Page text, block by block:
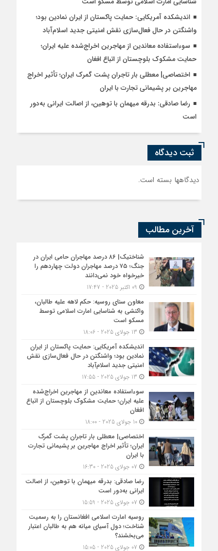
اندیشکده آمریکایی: حمایت پاکستان از ایران نمادین بود؛
واشنگتن در حال فعال‌سازی نقش امنیتی جدید اسلام‌آباد
سوءاستفاده معاندین از مهاجرین اخراج‌شده علیه ایران؛
حمایت مشکوک بلوچستان از اتباع افغان
اختصاصی| معطلی بار تاجران پشت گمرک ایران؛ تأثیر اخراج
مهاجرین بر پشیمانی تجارت با ایران
رضا صادقی: بدرقه میهمان با توهین، از اصالت ایرانی به‌دور
است
ثبت دیدگاه
دیدگاهها بسته است.
آخرین مطالب
شناختیک| ۸۶ درصد مهاجران حامی ایران در
جنگ؛ ۷۵ درصد مهاجران دولت چهاردهم را
خیرخواه خود نمی‌دانند
معاون سنای روسیه: حکم لاهه علیه طالبان،
واکنشی به شناسایی امارت اسلامی توسط
مسکو است
اندیشکده آمریکایی: حمایت پاکستان از ایران
نمادین بود؛ واشنگتن در حال فعال‌سازی نقش
امنیتی جدید اسلام‌آباد
سوءاستفاده معاندین از مهاجرین اخراج‌شده
علیه ایران؛ حمایت مشکوک بلوچستان از اتباع
افغان
10 جولای 2025 - 18:00
اختصاصی| معطلی بار تاجران پشت گمرک
ایران؛ تأثیر اخراج مهاجرین بر پشیمانی تجارت
با ایران
رضا صادقی: بدرقه میهمان با توهین، از اصالت
ایرانی به‌دور است
روسیه امارت اسلامی افغانستان را به رسمیت
شناخت؛ دول آسیای میانه هم به طالبان اعتبار
می‎‌بخشند؟